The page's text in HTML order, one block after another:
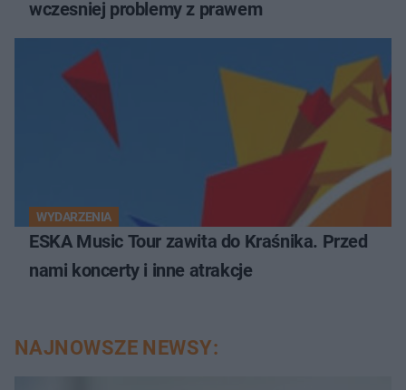
wczesniej problemy z prawem
WYDARZENIA
ESKA Music Tour zawita do Kraśnika. Przed
nami koncerty i inne atrakcje
NAJNOWSZE NEWSY: